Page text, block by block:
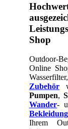
Shop
Outdoor-
Online
Zubehör
Pumpen,
Wander-
Bekleidung
Ihrem